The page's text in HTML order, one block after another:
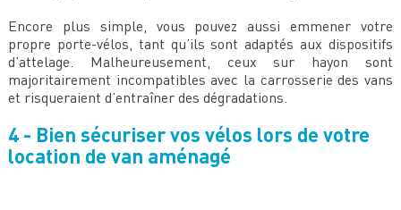
Encore plus simple, vous pouvez aussi emmener votre
propre porte-vélos, tant qu’ils sont adaptés aux dispositifs
d’attelage. Malheureusement, ceux sur hayon sont
majoritairement incompatibles avec la carrosserie des vans
et risqueraient d’entraîner des dégradations.
4 - Bien sécuriser vos vélos lors de votre
location de van aménagé